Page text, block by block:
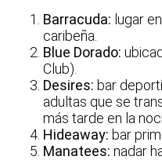
Barracuda: lugar
caribeña.
Blue Dorado:
Club).
Desires: bar
adultas que se
más tarde en la
Hideaway: bar
Manatees: nadar